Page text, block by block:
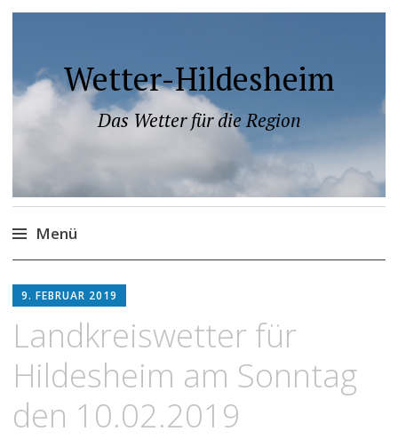
Wetter-Hildesheim
Das Wetter für die Region
Menü
Inhalt
9. FEBRUAR 2019
Landkreiswetter für
Hildesheim am Sonntag
den 10.02.2019